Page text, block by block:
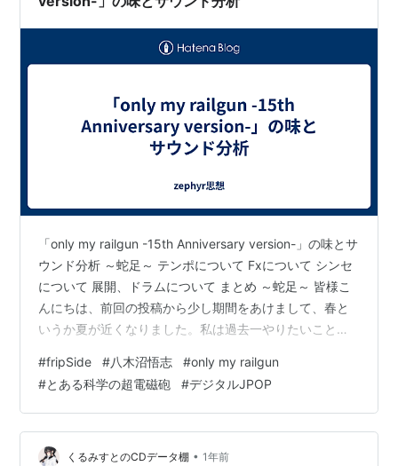
「only my railgun -15th Anniversary version-」の味とサ
ウンド分析 ～蛇足～ テンポについて Fxについて シンセ
について 展開、ドラムについて まとめ ～蛇足～ 皆様こ
んにちは、前回の投稿から少し期間をあけまして、春と
いうか夏が近くなりました。私は過去一やりたいことが
とは恐ろしいもので、制作に必要な能力の最大化を図る
につれ人間の基礎から外れていく傾向にあり、その差に
気づけないまま時が過ぎるとやがて世の中の基準から大
きく逸脱してしまいます。 澄んだ空気に触れると身に染
みるという事で、近いうちに河川敷でア…
#fripSide #八木沼悟志 #only my railgun
#とある科学の超電磁砲 #デジタルJPOP
くるみすとのCDデータ棚 • 1年前